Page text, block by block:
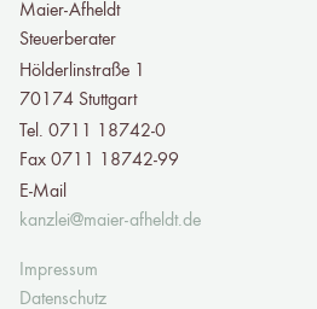
Maier-Afheldt
Steuerberater
Hölderlinstraße 1
70174 Stuttgart
Tel. 0711 18742-0
Fax 0711 18742-99
E-Mail
kanzlei@maier-afheldt.de
Impressum
Datenschutz